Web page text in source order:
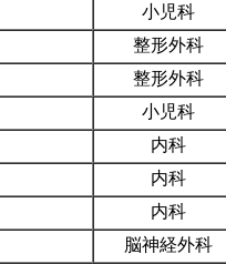
小児科
整形外科
整形外科
小児科
内科
内科
内科
脳神経外科